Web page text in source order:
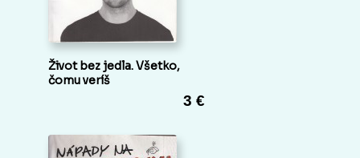
Život bez jedla. Všetko,
čomu veríš
3 €